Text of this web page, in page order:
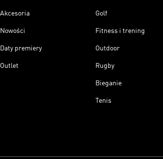
Akcesoria
Nowości
Daty premiery
Outlet
Golf
Fitness i trening
Outdoor
Rugby
Bieganie
Tenis